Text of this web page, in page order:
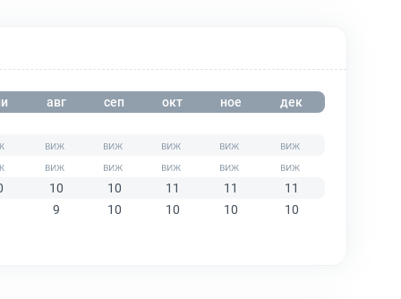
авг сеп окт ное дек
10 10 11 11
11
9
10 10 10 10